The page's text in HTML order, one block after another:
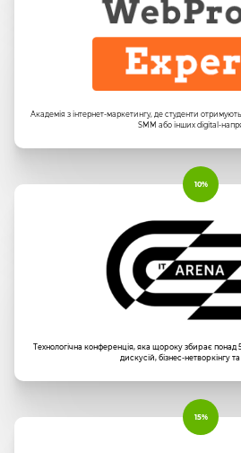
Академія з інтернет-маркетингу, де студенти
SMM або інших digital-
10%
Технологічна конференція, яка щороку збирає понад
дискусій, бізнес-нетворкінгу
15%